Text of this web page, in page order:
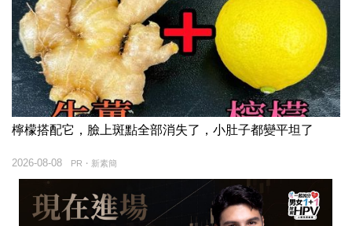
檸檬搭配它，臉上斑點全部消失了，小肚子都變平坦了
PR・新素簡
2026-08-08